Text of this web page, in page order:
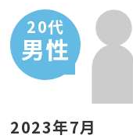
20代
男性
2023年7月